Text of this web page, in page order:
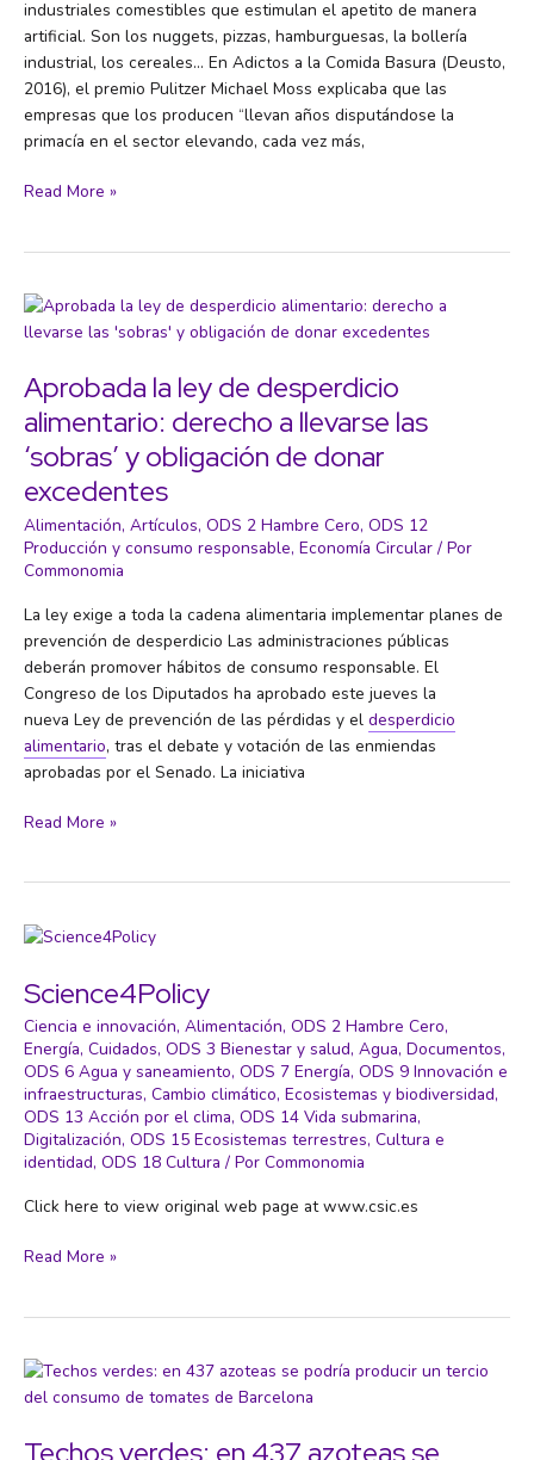
industriales comestibles que estimulan el apetito de manera
artificial. Son los nuggets, pizzas, hamburguesas, la bollería
industrial, los cereales… En Adictos a la Comida Basura (Deusto,
2016), el premio Pulitzer Michael Moss explicaba que las
empresas que los producen “llevan años disputándose la
primacía en el sector elevando, cada vez más,
No
la
industria:
lucha
contra
los
ultraprocesados
sobre
el
consumidor
olvida
a
las
empresas
Read More »
Aprobada la ley de desperdicio
alimentario: derecho a llevarse las
‘sobras’ y obligación de donar
excedentes
Alimentación, Artículos, ODS 2 Hambre Cero, ODS 12
Producción y consumo responsable, Economía Circular / Por
Commonomia
La ley exige a toda la cadena alimentaria implementar planes de
prevención de desperdicio Las administraciones públicas
deberán promover hábitos de consumo responsable. El
Congreso de los Diputados ha aprobado este jueves la
nueva Ley de prevención de las pérdidas y el desperdicio
alimentario, tras el debate y votación de las enmiendas
aprobadas por el Senado. La iniciativa
Aprobada
desperdicio
derecho
a
llevarse
las
‘sobras’
y
obligación
de
excedentes
Read More »
Science4Policy
Ciencia e innovación, Alimentación, ODS 2 Hambre Cero,
Energía, Cuidados, ODS 3 Bienestar y salud, Agua, Documentos,
ODS 6 Agua y saneamiento, ODS 7 Energía, ODS 9 Innovación e
infraestructuras, Cambio climático, Ecosistemas y biodiversidad,
ODS 13 Acción por el clima, ODS 14 Vida submarina,
Digitalización, ODS 15 Ecosistemas terrestres, Cultura e
identidad, ODS 18 Cultura / Por Commonomia
Click here to view original web page at www.csic.es
Science4Policy
Read More »